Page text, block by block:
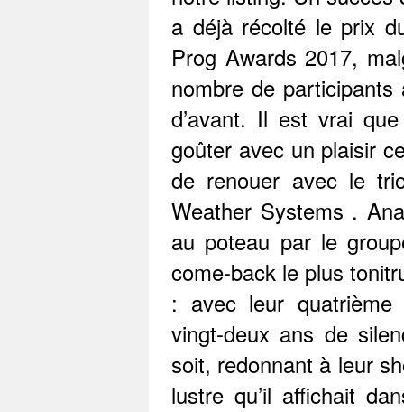
a déjà récolté le prix
Prog Awards 2017,
nombre de participants
d’avant. Il est vrai
goûter avec un plaisir
de renouer avec le
Weather Systems .
au poteau par le
come-back le plus
: avec leur
vingt-deux ans de
soit, redonnant à leur
lustre qu’il affichait